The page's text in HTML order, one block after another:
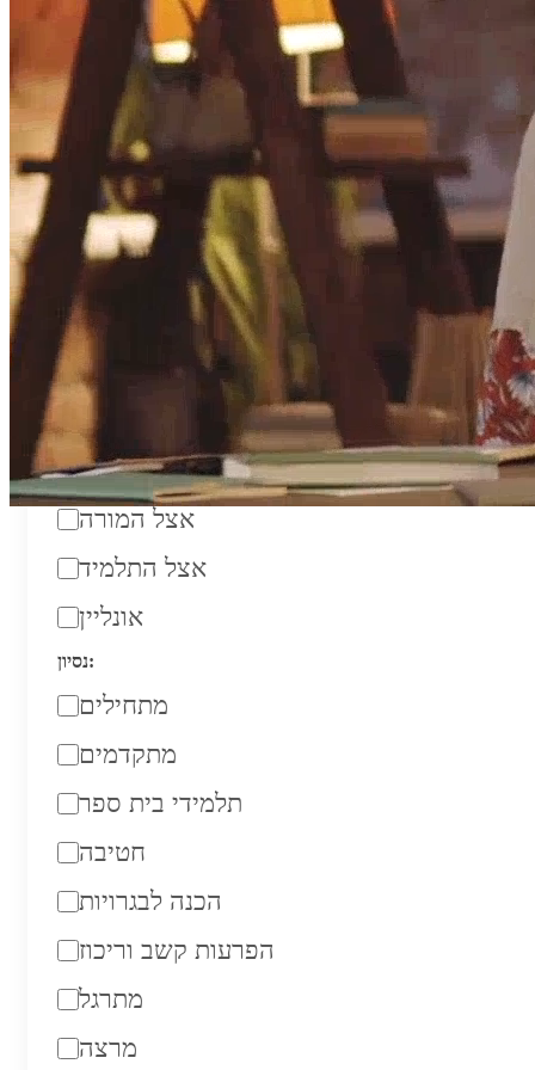
טווח מחירים לשעה:
₪200
מורה פרטי
מקום מפגש:
אצל המורה
אצל התלמיד
אונליין
נסיון:
מתחילים
מתקדמים
תלמידי בית ספר
חטיבה
הכנה לבגרויות
הפרעות קשב וריכוז
מתרגל
מרצה